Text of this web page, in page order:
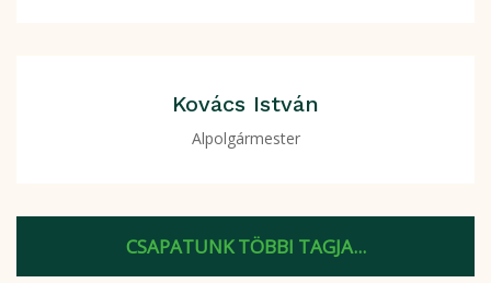
Kovács István
Alpolgármester
CSAPATUNK TÖBBI TAGJA...